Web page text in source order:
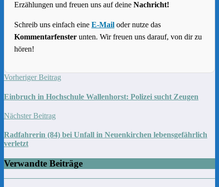
Erzählungen und freuen uns auf deine Nachricht!
Schreib uns einfach eine E-Mail oder nutze das
Kommentarfenster unten. Wir freuen uns darauf, von dir zu
hören!
Vorheriger Beitrag
Einbruch in Hochschule Wallenhorst: Polizei sucht Zeugen
Nächster Beitrag
Radfahrerin (84) bei Unfall in Neuenkirchen lebensgefährlich
verletzt
Verwandte Beiträge